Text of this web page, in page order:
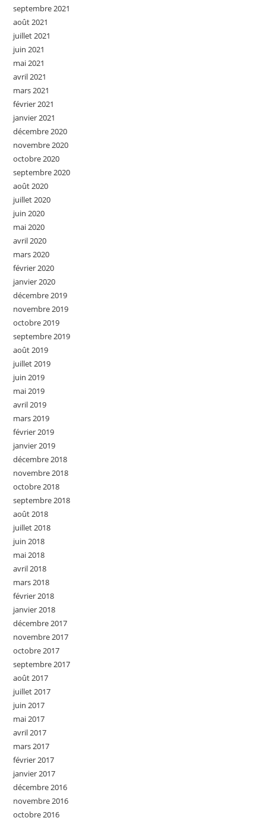
septembre 2021
août 2021
juillet 2021
juin 2021
mai 2021
avril 2021
mars 2021
février 2021
janvier 2021
décembre 2020
novembre 2020
octobre 2020
septembre 2020
août 2020
juillet 2020
juin 2020
mai 2020
avril 2020
mars 2020
février 2020
janvier 2020
décembre 2019
novembre 2019
octobre 2019
septembre 2019
août 2019
juillet 2019
juin 2019
mai 2019
avril 2019
mars 2019
février 2019
janvier 2019
décembre 2018
novembre 2018
octobre 2018
septembre 2018
août 2018
juillet 2018
juin 2018
mai 2018
avril 2018
mars 2018
février 2018
janvier 2018
décembre 2017
novembre 2017
octobre 2017
septembre 2017
août 2017
juillet 2017
juin 2017
mai 2017
avril 2017
mars 2017
février 2017
janvier 2017
décembre 2016
novembre 2016
octobre 2016